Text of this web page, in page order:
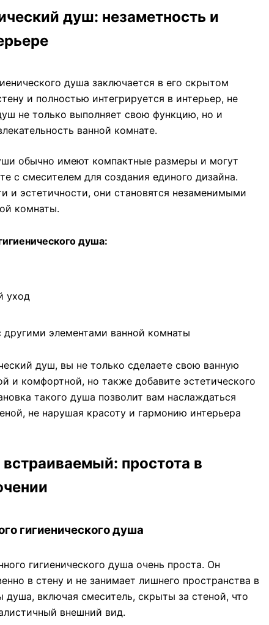
душ: незаметность и
душа заключается в его скрытом
и полностью интегрируется в интерьер, не
не только выполняет свою функцию, но и
ванной комнате.
обычно имеют компактные размеры и могут
с смесителем для создания единого дизайна.
и эстетичности, они становятся незаменимыми
комнаты.
душа:
уход
элементами ванной комнаты
душ, вы не только сделаете свою ванную
и комфортной, но также добавите эстетического
такого душа позволит вам наслаждаться
не нарушая красоту и гармонию интерьера
простота в
гигиенического душа
гигиенического душа очень проста. Он
в стену и не занимает лишнего пространства в
душа, включая смеситель, скрыты за стеной, что
внешний вид.